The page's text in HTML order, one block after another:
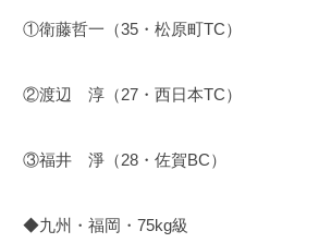
①衛藤哲一（35・松原町TC）
②渡辺 淳（27・西日本TC）
③福井 淨（28・佐賀BC）
◆九州・福岡・75kg級